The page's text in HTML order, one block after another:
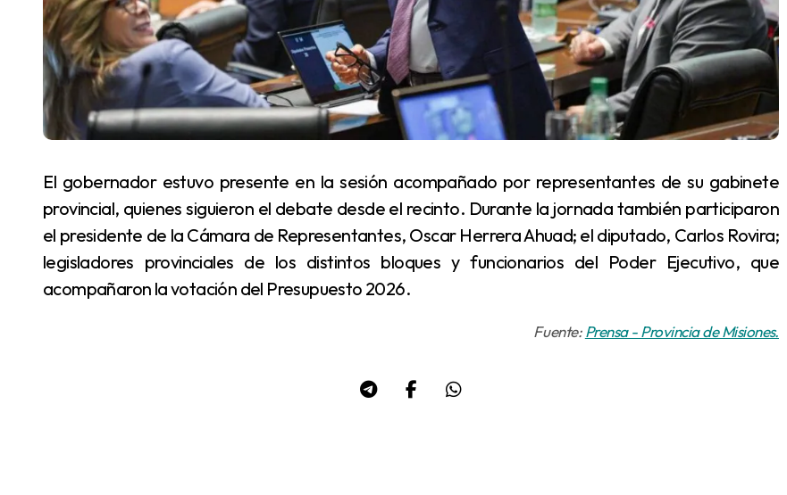
El gobernador estuvo presente en la sesión acompañado por representantes de su gabinete
provincial, quienes siguieron el debate desde el recinto. Durante la jornada también participaron
el presidente de la Cámara de Representantes, Oscar Herrera Ahuad; el diputado, Carlos Rovira;
legisladores provinciales de los distintos bloques y funcionarios del Poder Ejecutivo, que
acompañaron la votación del Presupuesto 2026.
Fuente:Prensa - Provincia de Misiones.